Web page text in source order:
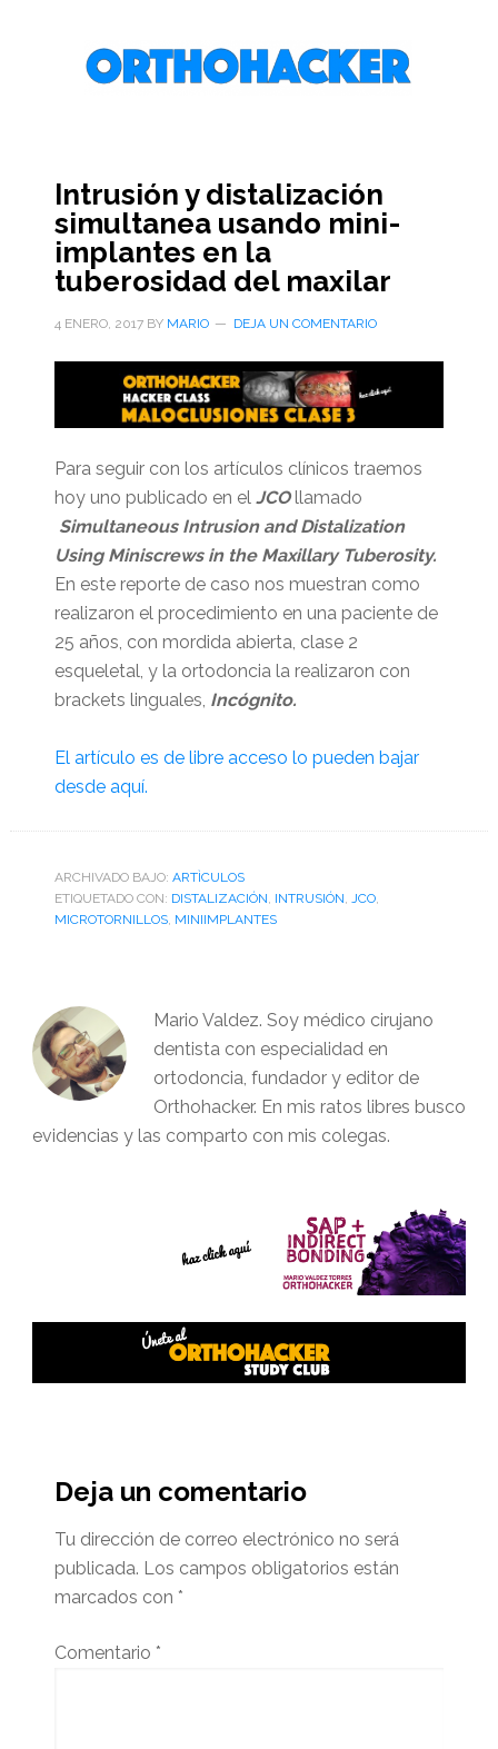
Intrusión y distalización
simultanea usando mini-
implantes en la
tuberosidad del maxilar
4 ENERO, 2017BY MARIO DEJA UN COMENTARIO
Para seguir con los artículos clínicos traemos
hoy uno publicado en el JCOllamado
Simultaneous Intrusion and Distalization
Using Miniscrews in the Maxillary Tuberosity.
En este reporte de caso nos muestran como
realizaron el procedimiento en una paciente de
25 años, con mordida abierta, clase 2
esqueletal, y la ortodoncia la realizaron con
brackets linguales, Incógnito.
El artículo es de libre acceso lo pueden bajar
desde aquí.
ARCHIVADO BAJO: ARTÌCULOS
ETIQUETADO CON: DISTALIZACIÓN INTRUSIÓN JCO,
MICROTORNILLOS, MINIIMPLANTES
Mario Valdez. Soy médico cirujano
dentista con especialidad en
ortodoncia, fundador y editor de
Orthohacker. En mis ratos libres busco
evidencias y las comparto con mis colegas.
del
lector
Deja un comentario
Tu dirección de correo electrónico no será
publicada. Los campos obligatorios están
marcados con *
Comentario *